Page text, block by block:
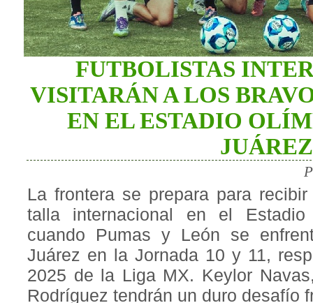
FUTBOLISTAS
VISITARÁN A LOS
EN EL ESTADIO
La frontera se prepara para
talla internacional en el
cuando Pumas y León se
Juárez en la Jornada 10 y 11,
2025 de la Liga MX. Keylor
Rodríguez tendrán un duro desafío